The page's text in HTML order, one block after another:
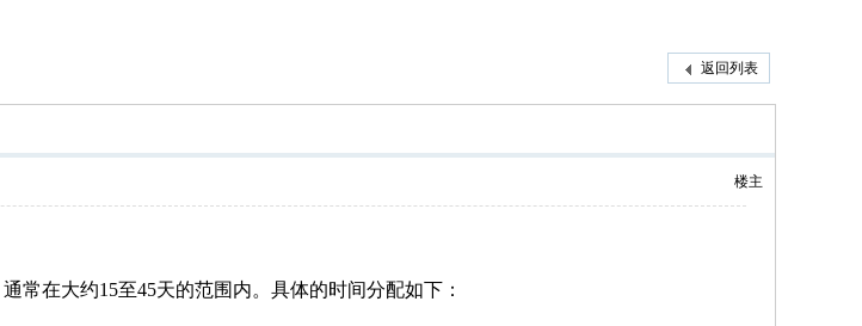
返回列表
楼主
常在大约15至45天的范围内。具体的时间分配如下：